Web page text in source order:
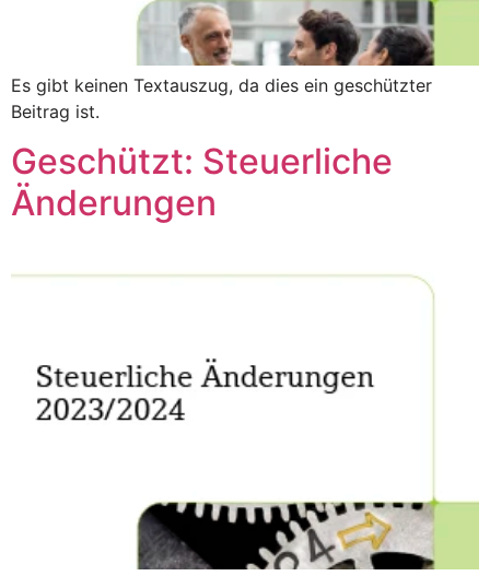
Es gibt keinen Textauszug, da dies ein geschützter
Beitrag ist.
Geschützt: Steuerliche
Änderungen